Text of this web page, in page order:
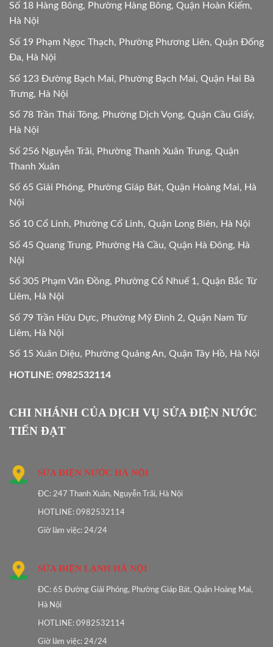
Số 18 Hàng Bông, Phường Hàng Bông, Quận Hoàn Kiếm,
Hà Nội
Số 19 Phạm Ngọc Thạch, Phường Phương Liên, Quận Đống
Đa, Hà Nội
Số 123 Đường Bạch Mai, Phường Bạch Mai, Quận Hai Bà
Trưng, Hà Nội
Số 78 Trần Thái Tông, Phường Dịch Vọng, Quận Cầu Giấy,
Hà Nội
Số 256 Nguyễn Trãi, Phường Thanh Xuân Trung, Quận
Thanh Xuân
Số 65 Giải Phóng, Phường Giáp Bát, Quận Hoàng Mai, Hà
Nội
Số 10 Cổ Linh, Phường Cổ Linh, Quận Long Biên, Hà Nội
Số 45 Quang Trung, Phường Hà Cầu, Quận Hà Đông, Hà
Nội
Số 305 Phạm Văn Đồng, Phường Cổ Nhuế 1, Quận Bắc Từ
Liêm, Hà Nội
Số 79 Trần Hữu Dực, Phường Mỹ Đình 2, Quận Nam Từ
Liêm, Hà Nội
Số 15 Xuân Diệu, Phường Quảng An, Quận Tây Hồ, Hà Nội
HOTLINE: 0982532114
CHI NHÁNH CỦA DỊCH VỤ SỬA ĐIỆN NƯỚC
TIẾN ĐẠT
SỬA ĐIỆN NƯỚC HÀ NỘI
ĐC: 247 Thanh Xuân, Nguyễn Trãi, Hà Nội
HOTLINE: 0982532114
Giờ làm việc: 24/24
SỬA ĐIỆN LẠNH HÀ NỘI
ĐC: 65 Đường Giải Phóng, Phường Giáp Bát, Quận Hoàng Mai,
Hà Nội
HOTLINE: 0982532114
Giờ làm việc: 24/24